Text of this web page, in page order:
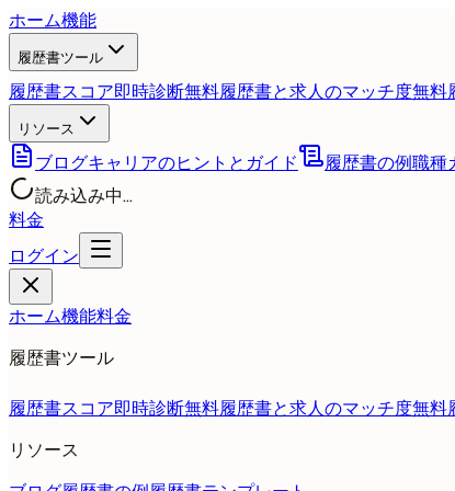
ホーム機能
履歴書ツール
履歴書スコア即時診断無料履歴書と求人のマッチ度無料
リソース
ブログキャリアのヒントとガイド 履歴書の例職種
読み込み中...
料金
ログイン
ホーム機能料金
履歴書ツール
履歴書スコア即時診断無料履歴書と求人のマッチ度無料
リソース